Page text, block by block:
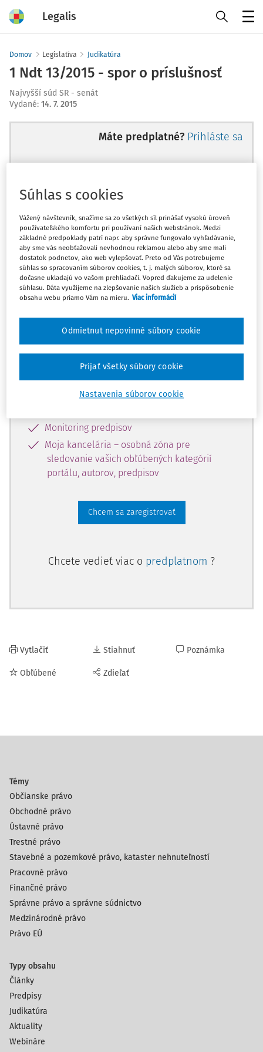
Legalis
Domov Legislatíva Judikatúra
1 Ndt 13/2015 - spor o príslušnosť
Najvyšší súd SR - senát
Vydané: 14. 7. 2015
Máte predplatné? Prihláste sa
Ups, zatiaľ ste si prečítali len
začiatok...
Celý odborný obsah z tejto oblasti je
dostupný predplatiteľom portálu.
obsahu a získajte prístup na 10 dní
zdarma, stačí sa len zaregistrovať.
Vďaka registrácii získate prístup aj k
vybranému obsahu:
Monitoring predpisov
Moja kancelária – osobná zóna pre
sledovanie vašich obľúbených kategórií
portálu, autorov, predpisov
Chcem sa zaregistrovať
Chcete vedieť viac o predplatnom ?
Vytlačiť
Obľúbené
Stiahnuť
Zdieľať
Poznámka
Témy
Občianske právo
Obchodné právo
Ústavné právo
Trestné právo
Stavebné a pozemkové právo, kataster nehnuteľností
Pracovné právo
Finančné právo
Správne právo a správne súdnictvo
Medzinárodné právo
Právo EÚ
Typy obsahu
Články
Predpisy
Judikatúra
Aktuality
Webináre
Súhlas s cookies
Vážený návštevník, snažíme sa zo všetkých síl prinášať vysokú úroveň
používateľského komfortu pri používaní našich webstránok. Medzi
základné predpoklady patrí napr. aby správne fungovalo vyhľadávanie,
aby sme vás neobťažovali nevhodnou reklamou alebo aby sme mali
dostatok podnetov, ako web vylepšovať. Preto od Vás potrebujeme
súhlas so spracovaním súborov cookies, t. j. malých súborov, ktoré sa
dočasne ukladajú vo vašom prehliadači. Vopred ďakujeme za udelenie
súhlasu. Dáta využijeme na zlepšovanie našich služieb a prispôsobenie
obsahu webu priamo Vám na mieru. Viac informácií
Nastavenia súborov cookie
Odmietnut nepovinné súbory cookie
Prijať všetky súbory cookie